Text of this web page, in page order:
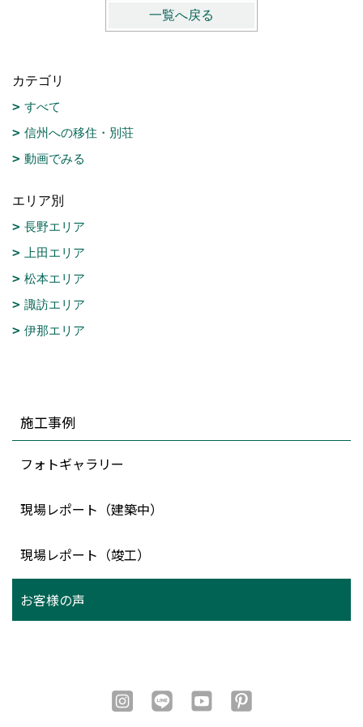
一覧へ戻る
カテゴリ
すべて
信州への移住・別荘
動画でみる
エリア別
長野エリア
上田エリア
松本エリア
諏訪エリア
伊那エリア
施工事例
フォトギャラリー
現場レポート（建築中）
現場レポート（竣工）
お客様の声